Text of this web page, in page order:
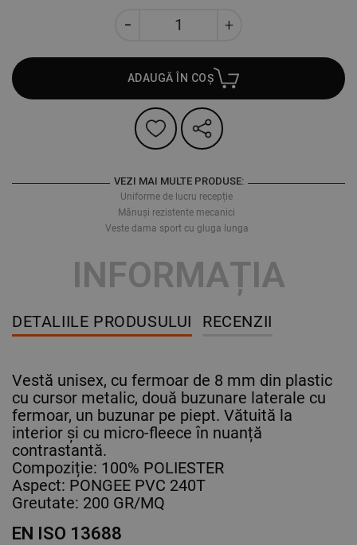
ADAUGĂ ÎN COȘ
VEZI MAI MULTE PRODUSE:
Uniforme de lucru recepție
Mănuși rezistente mecanici
Veste dama sport cu gluga lunga
INFORMAȚIA
DETALIILE PRODUSULUI RECENZII
Vestă unisex, cu fermoar de 8 mm din plastic
cu cursor metalic, două buzunare laterale cu
fermoar, un buzunar pe piept. Vătuită la
interior și cu micro-fleece în nuanță
contrastantă.
Compoziție: 100% POLIESTER
Aspect: PONGEE PVC 240T
Greutate: 200 GR/MQ
EN ISO 13688